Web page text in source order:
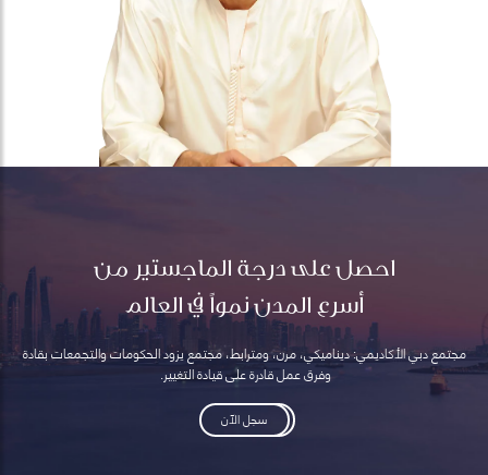
احصل على درجة الماجستير من
أسرع المدن نمواً في العالم
مجتمع دبي الأكاديمي: ديناميكي، مرن، ومترابط، مجتمع يزود الحكومات والتجمعات بقادة
وفرق عمل قادرة على قيادة التغيير.
سجل الآن